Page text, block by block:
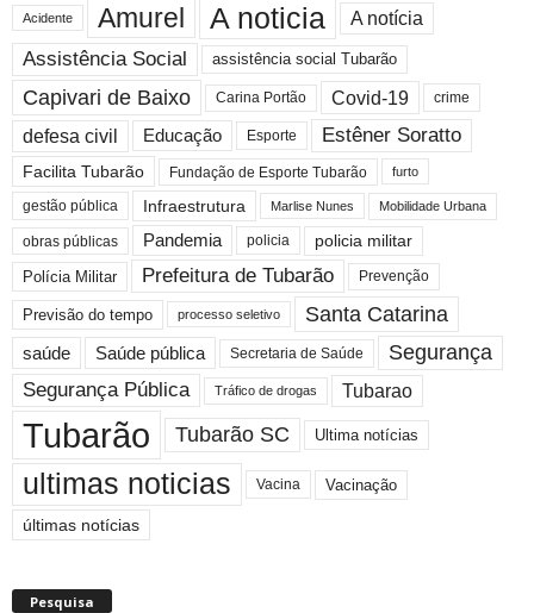
Acidente Amurel A noticia A notícia
Assistência Social assistência social Tubarão
Capivari de Baixo Carina Portão Covid-19 crime
defesa civil Educação Esporte Estêner Soratto
Facilita Tubarão Fundação de Esporte Tubarão furto
gestão pública Infraestrutura Marlise Nunes Mobilidade Urbana
obras públicas Pandemia policia
policia militar
Polícia Militar
Prefeitura de Tubarão Prevenção
Previsão do tempo processo seletivo Santa Catarina
saúde Saúde pública Secretaria de Saúde Segurança
Segurança Pública Tráfico de drogas Tubarao
Tubarão Tubarão SC Ultima notícias
ultimas noticias Vacina Vacinação
últimas notícias
Pesquisa